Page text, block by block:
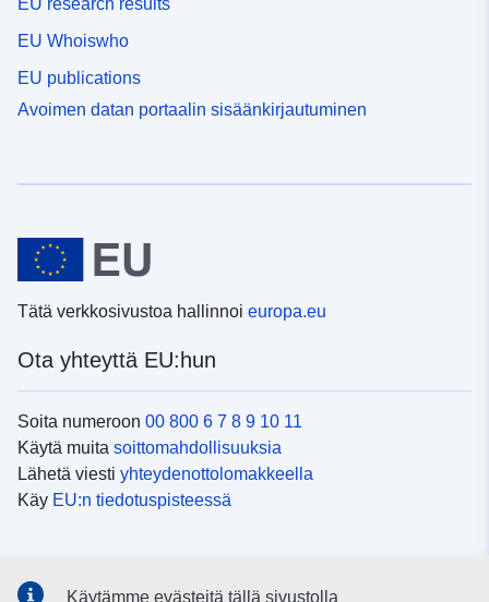
EU research results
EU Whoiswho
EU publications
Avoimen datan portaalin sisäänkirjautuminen
Tätä verkkosivustoa hallinnoi europa.eu
Ota yhteyttä EU:hun
Soita numeroon 00 800 6 7 8 9 10 11
Käytä muita soittomahdollisuuksia
Lähetä viesti yhteydenottolomakkeella
Käy EU:n tiedotuspisteessä
Käytämme evästeitä tällä sivustolla